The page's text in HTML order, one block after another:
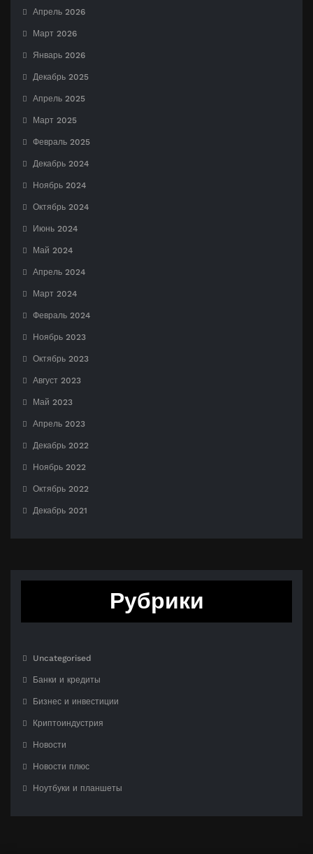
Апрель 2026
Март 2026
Январь 2026
Декабрь 2025
Апрель 2025
Март 2025
Февраль 2025
Декабрь 2024
Ноябрь 2024
Октябрь 2024
Июнь 2024
Май 2024
Апрель 2024
Март 2024
Февраль 2024
Ноябрь 2023
Октябрь 2023
Август 2023
Май 2023
Апрель 2023
Декабрь 2022
Ноябрь 2022
Октябрь 2022
Декабрь 2021
Рубрики
Uncategorised
Банки и кредиты
Бизнес и инвестиции
Криптоиндустрия
Новости
Новости плюс
Ноутбуки и планшеты